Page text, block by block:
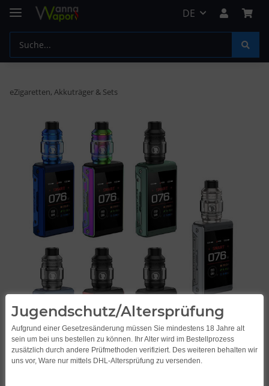
DE
eZigaretten, Akkuträger & Sets
Jugendschutz/Altersprüfung
Aufgrund einer Gesetzesänderung müssen Sie mindestens 18 Jahre alt
sein um bei uns bestellen zu können. Ihr Alter wird im Bestellprozess
zusätzlich durch andere Prüfmethoden verifiziert. Des weiteren behalten wir
uns vor, Ware nur mittels DHL-Altersprüfung zu versenden.